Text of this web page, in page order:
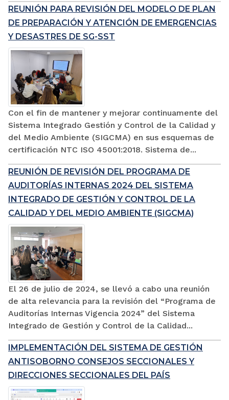
REUNIÓN PARA REVISIÓN DEL MODELO DE PLAN
DE PREPARACIÓN Y ATENCIÓN DE EMERGENCIAS
Y DESASTRES DE SG-SST
Con el fin de mantener y mejorar continuamente del
Sistema Integrado Gestión y Control de la Calidad y
del Medio Ambiente (SIGCMA) en sus esquemas de
certificación NTC ISO 45001:2018. Sistema de...
REUNIÓN DE REVISIÓN DEL PROGRAMA DE
AUDITORÍAS INTERNAS 2024 DEL SISTEMA
INTEGRADO DE GESTIÓN Y CONTROL DE LA
CALIDAD Y DEL MEDIO AMBIENTE (SIGCMA)
El 26 de julio de 2024, se llevó a cabo una reunión
de alta relevancia para la revisión del “Programa de
Auditorías Internas Vigencia 2024” del Sistema
Integrado de Gestión y Control de la Calidad...
IMPLEMENTACIÓN DEL SISTEMA DE GESTIÓN
ANTISOBORNO CONSEJOS SECCIONALES Y
DIRECCIONES SECCIONALES DEL PAÍS